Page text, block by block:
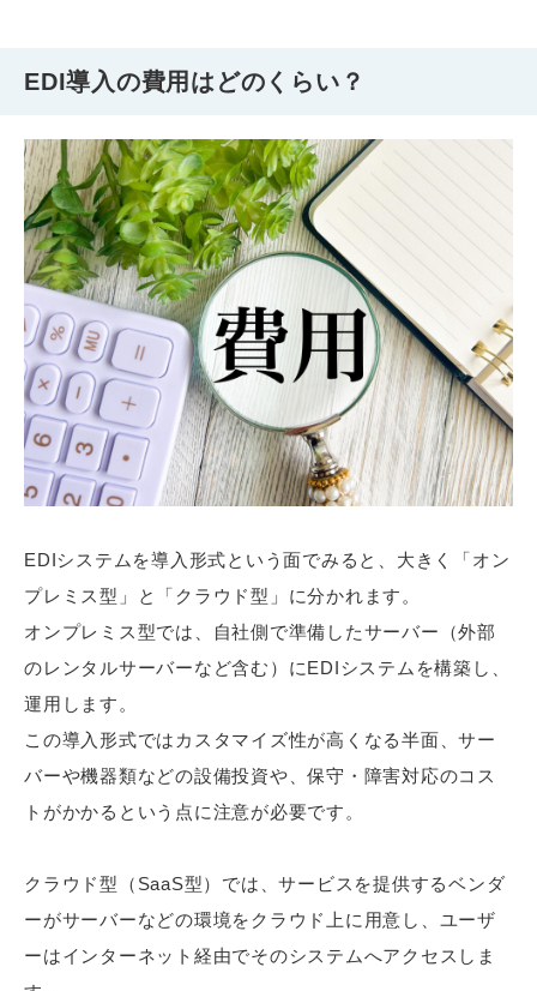
EDI導入の費用はどのくらい？
EDIシステムを導入形式という面でみると、大きく「オン
プレミス型」と「クラウド型」に分かれます。
オンプレミス型では、自社側で準備したサーバー（外部
のレンタルサーバーなど含む）にEDIシステムを構築し、
運用します。
この導入形式ではカスタマイズ性が高くなる半面、サー
バーや機器類などの設備投資や、保守・障害対応のコス
トがかかるという点に注意が必要です。
クラウド型（SaaS型）では、サービスを提供するベンダ
ーがサーバーなどの環境をクラウド上に用意し、ユーザ
ーはインターネット経由でそのシステムへアクセスしま